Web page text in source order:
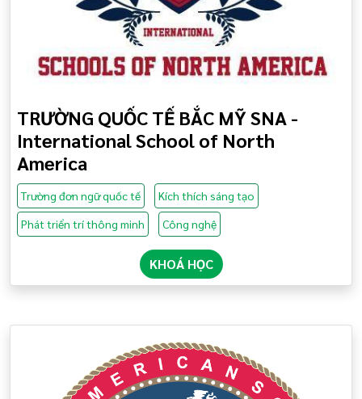
TRƯỜNG QUỐC TẾ BẮC MỸ SNA -
International School of North
America
Trường đơn ngữ quốc tế
Kích thích sáng tạo
Phát triển trí thông minh
Công nghệ
KHOÁ HỌC